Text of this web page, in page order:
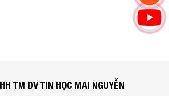
TM DV TIN HỌC MAI NGUYỄN